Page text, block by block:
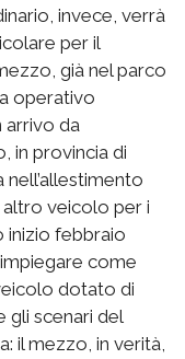
invece, verrà
per il
già nel parco
operativo
arrivo da
in provincia di
altro veicolo per i
inizio febbraio
come
dotato di
gli scenari del
il mezzo, in verità,